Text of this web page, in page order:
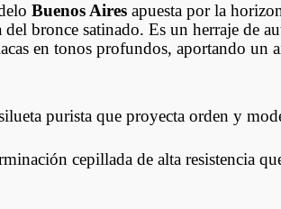
Buenos Aires apuesta por la
bronce satinado. Es un herraje de
en tonos profundos, aportando
purista que proyecta orden y
cepillada de alta resistencia